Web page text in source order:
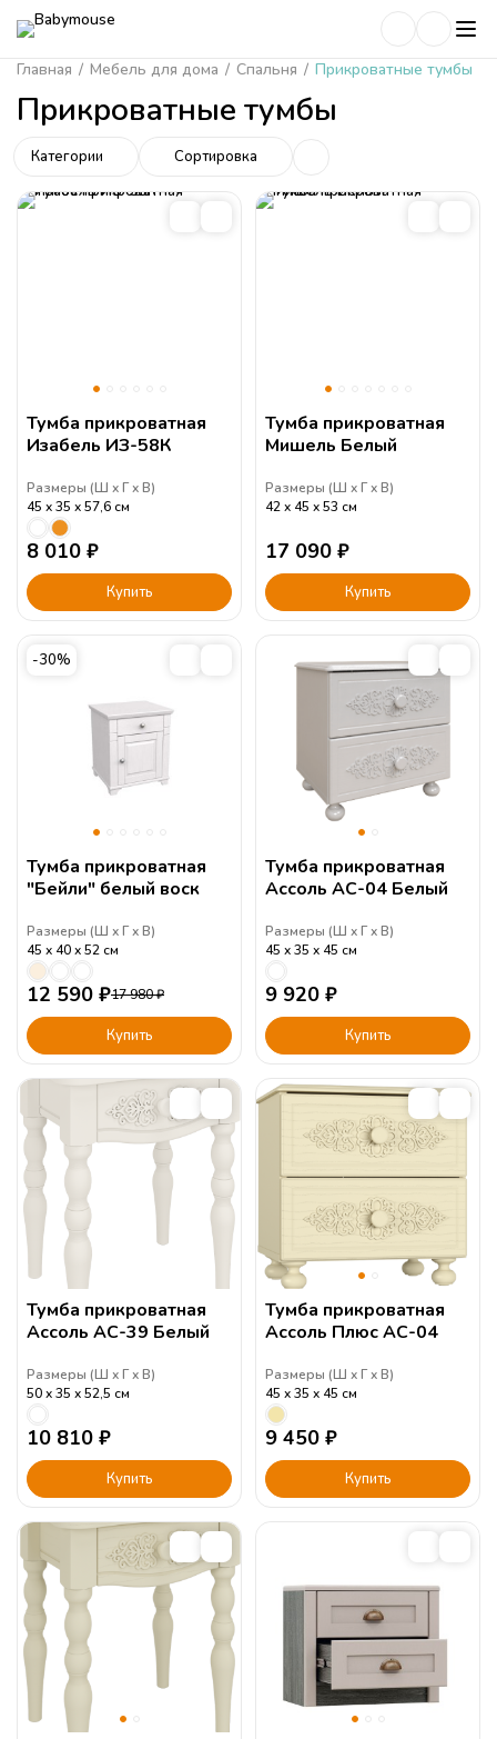
Главная / Мебель для дома / Спальня / Прикроватные тумбы
Прикроватные тумбы
Категории Сортировка
Тумба прикроватная
Изабель ИЗ-58К
Размеры (Ш Г В)
45
35 57,6 см
8 010 ₽
Купить
Тумба прикроватная
Мишель Белый
Размеры (Ш Г В)
42
45 53 см
17 090 ₽
Купить
-30%
Тумба прикроватная
"Бейли" белый воск
Размеры (Ш Г В)
45
40 52 см
12 590 ₽17 980₽
Купить
Тумба прикроватная
Ассоль АС-04 Белый
Размеры (Ш Г В)
45
35 45 см
9 920 ₽
Купить
Тумба прикроватная
Ассоль АС-39 Белый
Размеры (Ш Г В)
50
35 52,5 см
10 810 ₽
Купить
Тумба прикроватная
Ассоль Плюс АС-04
Размеры (Ш Г В)
45
35 45 см
9 450 ₽
Купить